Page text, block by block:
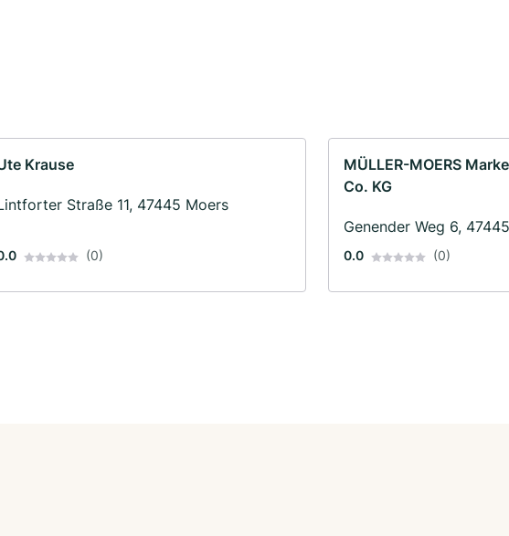
Krause
Straße 11, 47445 Moers
(0)
MÜLLER-MOERS
Co. KG
Genender Weg 6,
0.0 (0)